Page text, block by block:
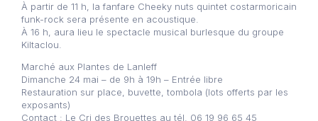
À partir de 11 h, la fanfare Cheeky nuts quintet costarmoricain
funk-rock sera présente en acoustique.
À 16 h, aura lieu le spectacle musical burlesque du groupe
Kiltaclou.
Marché aux Plantes de Lanleff
Dimanche 24 mai – de 9h à 19h – Entrée libre
Restauration sur place, buvette, tombola (lots offerts par les
exposants)
Contact : Le Cri des Brouettes au tél. 06 19 96 65 45